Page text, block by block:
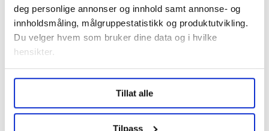
deg personlige annonser og innhold samt annonse- og
innholdsmåling, målgruppestatistikk og produktutvikling.
Du velger hvem som bruker dine data og i hvilke
hensikter.
Undermer infokan du lese om hvordan dine personlige
data behandles og hvordan du kan velge hvordan de skal
brukes. Du kan hele tiden endre eller trekke tilbake ditt
samtykke fra erklæringen om informasjonskapsler.
Tillat alle
Tilpass
Nå:5stillingsannonser